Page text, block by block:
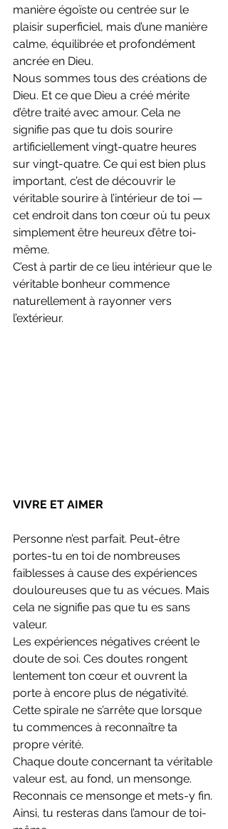
manière égoïste ou centrée sur le
plaisir superficiel, mais d’une manière
calme, équilibrée et profondément
ancrée en Dieu.
Nous sommes tous des créations de
Dieu. Et ce que Dieu a créé mérite
d’être traité avec amour. Cela ne
signifie pas que tu dois sourire
artificiellement vingt-quatre heures
sur vingt-quatre. Ce qui est bien plus
important, c’est de découvrir le
véritable sourire à l’intérieur de toi —
cet endroit dans ton cœur où tu peux
simplement être heureux d’être toi-
même.
C’est à partir de ce lieu intérieur que le
véritable bonheur commence
naturellement à rayonner vers
l’extérieur.
VIVRE ET AIMER
Personne n’est parfait. Peut-être
portes-tu en toi de nombreuses
faiblesses à cause des expériences
douloureuses que tu as vécues. Mais
cela ne signifie pas que tu es sans
valeur.
Les expériences négatives créent le
doute de soi. Ces doutes rongent
lentement ton cœur et ouvrent la
porte à encore plus de négativité.
Cette spirale ne s’arrête que lorsque
tu commences à reconnaître ta
propre vérité.
Chaque doute concernant ta véritable
valeur est, au fond, un mensonge.
Reconnais ce mensonge et mets-y fin.
Ainsi, tu resteras dans l’amour de toi-